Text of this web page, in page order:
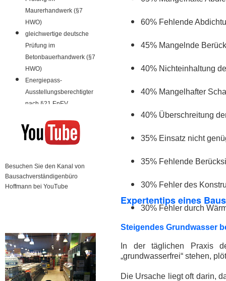
Expertentips eines
60% Fehlende
45% Mangelnde
40% Nichteinhaltung
40% Mangelhafter
40% Überschreitung
35% Einsatz nicht
35% Fehlende
30% Fehler des
30% Fehler durch
Maurerhandwerk (§7
HWO)
gleichwertige deutsche
Prüfung im
Betonbauerhandwerk (§7
HWO)
Energiepass-
Ausstellungsberechtigter
nach §21 EnEV
Besuchen Sie den Kanal von
Bausachverständigenbüro
Hoffmann bei YouTube
Steigendes Grundwasser
In der täglichen Praxis
„grundwasserfrei“ stehen,
Die Ursache liegt oft darin,